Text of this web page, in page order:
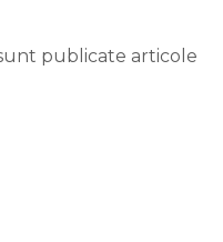
publicate articole